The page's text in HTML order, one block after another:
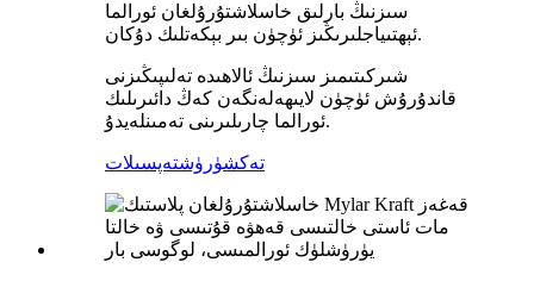
سىزنىڭ بارلىق خاسلاشتۇرۇلغان ئورالما
ئېھتىياجلىرىڭىز ئۈچۈن بىر بېكەتلىك دۇكان.
شىركىتىمىز سىزنىڭ ئالاھىدە تەلىپىڭىزنى
قاندۇرۇش ئۈچۈن لايىھەلەنگەن كەڭ دائىرىلىك
ئورالما چارىلىرىنى تەمىنلەيدۇ.
تەكشۈرۈشتەپسىلات